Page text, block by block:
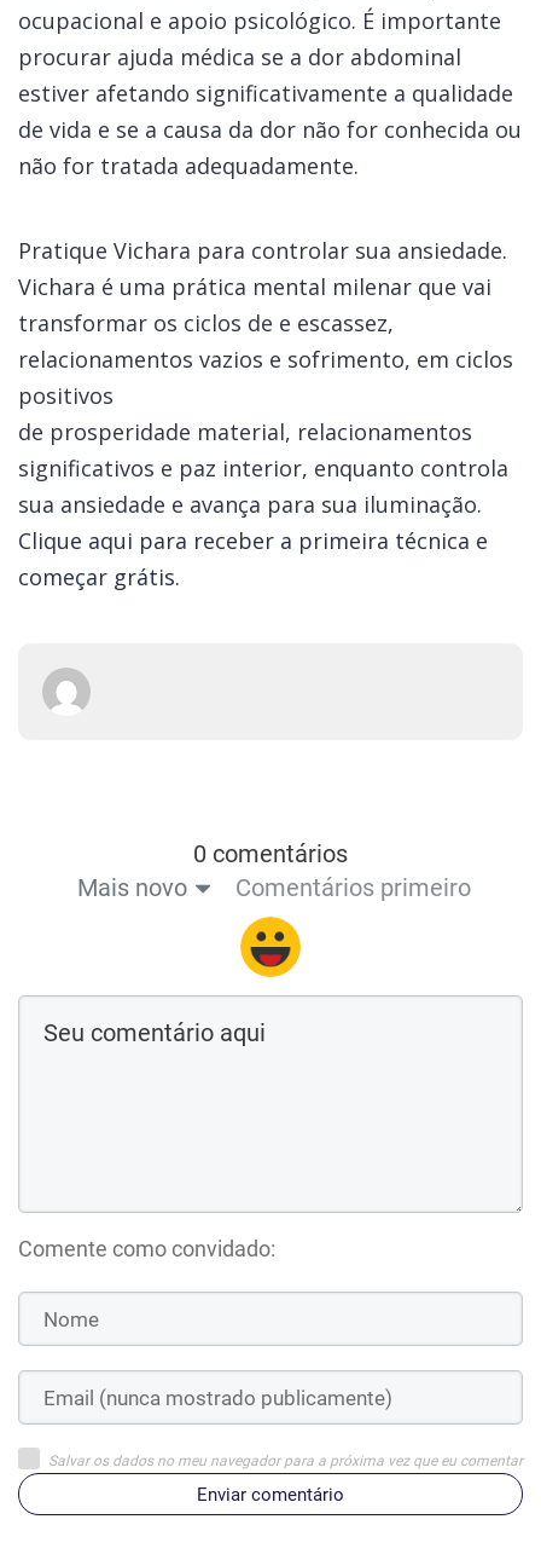
ocupacional e apoio psicológico. É importante
procurar ajuda médica se a dor abdominal
estiver afetando significativamente a qualidade
de vida e se a causa da dor não for conhecida ou
não for tratada adequadamente.
Pratique Vichara para controlar sua ansiedade.
Vichara é uma prática mental milenar que vai
transformar os ciclos de e escassez,
relacionamentos vazios e sofrimento, em ciclos
positivos
de prosperidade material, relacionamentos
significativos e paz interior, enquanto controla
sua ansiedade e avança para sua iluminação.
Clique aqui para receber a primeira técnica e
começar grátis.
0 comentários
Mais novo
Comentários primeiro
Comente como convidado:
Salvar os dados no meu navegador para a próxima vez que eu comentar
Enviar comentário